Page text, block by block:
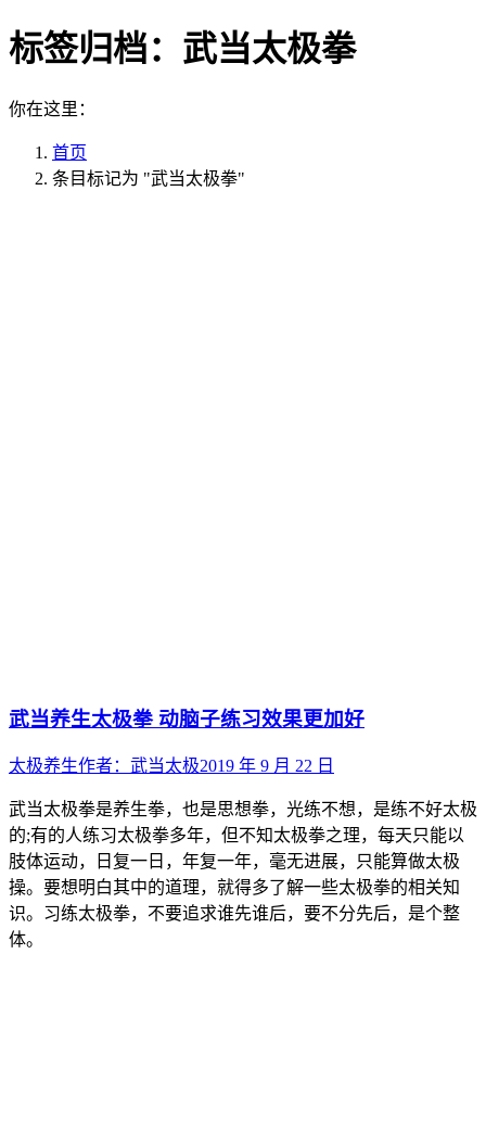
标签归档： 武当太极拳
你在这里：
首页
条目标记为 "武当太极拳"
武当养生太极拳 动脑子练习效果更加好
太极养生作者： 武当太极2019 年 9 月 22 日
武当太极拳是养生拳，也是思想拳，光练不想，是练不好太极
的;有的人练习太极拳多年，但不知太极拳之理，每天只能以
肢体运动，日复一日，年复一年，毫无进展，只能算做太极
操。要想明白其中的道理，就得多了解一些太极拳的相关知
识。习练太极拳，不要追求谁先谁后，要不分先后，是个整
体。